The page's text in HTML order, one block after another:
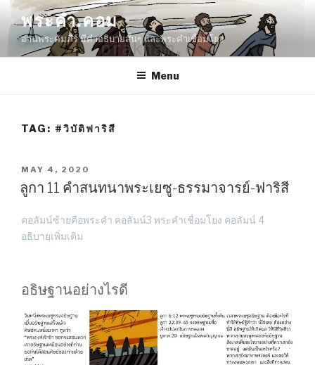
Skip
content
พระคำ.คอม
อ่านพระคัมภีร์ มีคำอธิบายสั้นๆ และพระคำเชื่อมโยง
Menu
TAG: #วิบัติฟาริสี
POSTED
MAY 4, 2020
ลูกา 11 คำสนทนาพระเยซู-ธรรมาจารย์-ฟาริสี
คอลัมน์ซ้ายคือพระคำ คอลัมน์3 พระคำเชื่อมโยง คอลัมน์ 4
อธิบายเพิ่มเติม
อธิษฐานอย่างไรดี